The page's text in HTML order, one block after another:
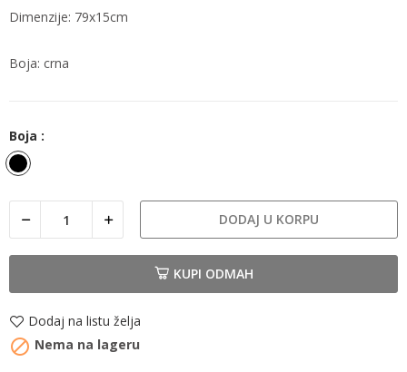
Dimenzije: 79x15cm
Boja: crna
Boja :
Crna
DODAJ U KORPU
KUPI ODMAH
Dodaj na listu želja
 Nema na lageru